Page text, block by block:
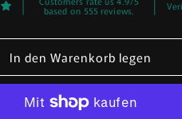
based on 555 reviews.
In den Warenkorb legen